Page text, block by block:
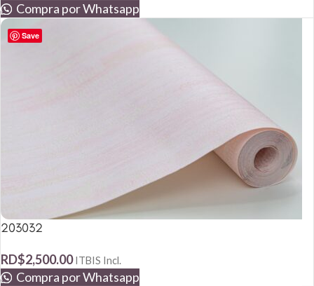
Compra por Whatsapp
Save
203032
RD$2,500.00 ITBIS Incl.
Compra por Whatsapp